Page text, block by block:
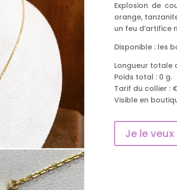
Explosion de
orange,
un feu d’artifice
Disponible : les
Longueur totale
Poids total : 0 g.
Tarif du collier :
Visible en
Je le veux